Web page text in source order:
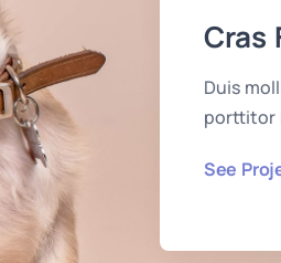
Cras
Duis
porttitor
See